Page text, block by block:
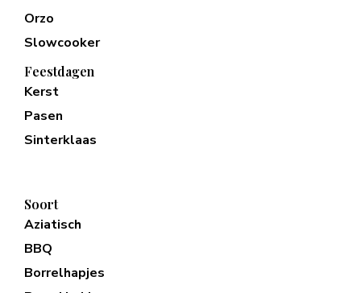
Orzo
Slowcooker
Feestdagen
Kerst
Pasen
Sinterklaas
Soort
Aziatisch
BBQ
Borrelhapjes